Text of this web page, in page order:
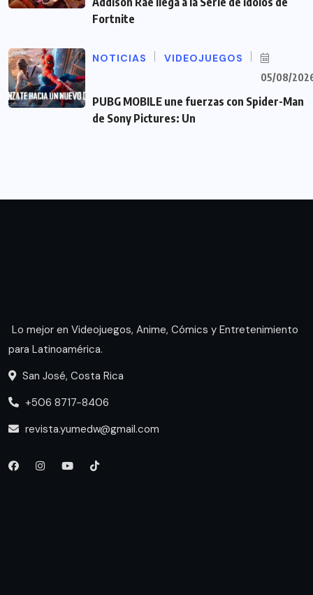
Fortnite
NOTICIAS VIDEOJUEGOS
05/08/
PUBG MOBILE une fuerzas con Spider-Man
de Sony Pictures: Un
Lo mejor en Videojuegos, Anime, Cómics y Entretenimiento
para Latinoamérica.
San José, Costa Rica
+506 8717-8406
revista.yumedw@gmail.com